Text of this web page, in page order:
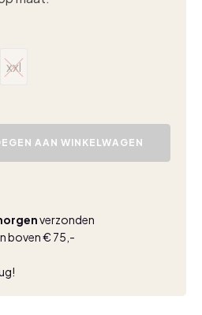
xxl
xxl
AAN WINKELWAGEN
verzonden
boven € 75,-